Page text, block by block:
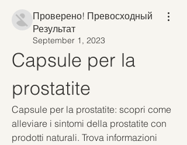
Проверено! Превосходный
Результат
September 1, 2023
Capsule per la
prostatite
Capsule per la prostatite: scopri come
alleviare i sintomi della prostatite con
prodotti naturali. Trova informazioni